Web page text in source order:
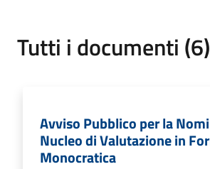
Tutti i documenti (6)
Avviso Pubblico per la
Nucleo di Valutazione in
Monocratica